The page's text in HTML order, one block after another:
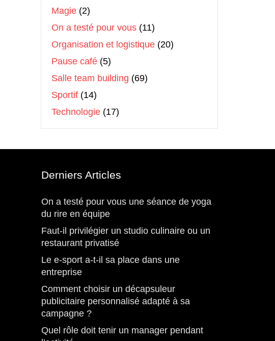
Magie (2)
On a testé pour vous (11)
Organisation et logistique (20)
Pause café (5)
Salle team building (69)
Sportif (14)
Technologie (17)
Derniers Articles
On a testé pour vous une séance de yoga
du rire en équipe
Faut-il privilégier un studio culinaire ou un
restaurant privatisé
Le e-sport a-t-il sa place dans une
entreprise
Comment choisir un décapsuleur
publicitaire personnalisé adapté à sa
campagne ?
Quel rôle doit tenir un manager pendant